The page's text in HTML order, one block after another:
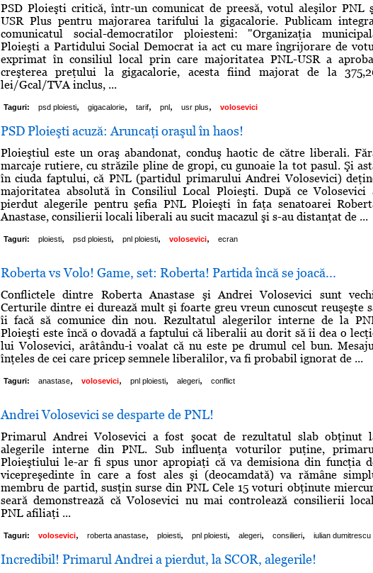
PSD Ploieşti critică, într-un comunicat de preesă, votul aleşilor PNL
USR Plus pentru majorarea tarifului la gigacalorie. Publicam
comunicatul social-democratilor ploiesteni: "Organizaţia
Ploieşti a Partidului Social Democrat ia act cu mare îngrijorare de
exprimat în consiliul local prin care majoritatea PNL-USR a
creşterea preţului la gigacalorie, acesta fiind majorat de la
lei/Gcal/TVA inclus, ...
Taguri: psd ploiesti, gigacalorie, tarif, pnl, usr plus, volosevici
PSD Ploieşti acuză: Aruncaţi oraşul în haos!
Ploieştiul este un oraş abandonat, conduş haotic de către liberali.
marcaje rutiere, cu străzile pline de gropi, cu gunoaie la tot pasul. Şi
în ciuda faptului, că PNL (partidul primarului Andrei Volosevici)
majoritatea absolută în Consiliul Local Ploieşti. După ce Volosevici
pierdut alegerile pentru şefia PNL Ploieşti în faţa senatoarei
Anastase, consilierii locali liberali au sucit macazul şi s-au distanţat de ...
Taguri: ploiesti, psd ploiesti, pnl ploiesti, volosevici, ecran
Roberta vs Volo! Game, set: Roberta! Partida încă se joacă...
Conflictele dintre Roberta Anastase şi Andrei Volosevici sunt
Certurile dintre ei durează mult şi foarte greu vreun cunoscut reuşeşte
îi facă să comunice din nou. Rezultatul alegerilor interne de la
Ploieşti este încă o dovadă a faptului că liberalii au dorit să îi dea o
lui Volosevici, arâtându-i voalat că nu este pe drumul cel bun.
înţeles de cei care pricep semnele liberalilor, va fi probabil ignorat de ...
Taguri: anastase, volosevici, pnl ploiesti, alegeri, conflict
Andrei Volosevici se desparte de PNL!
Primarul Andrei Volosevici a fost şocat de rezultatul slab obţinut
alegerile interne din PNL. Sub influenţa voturilor puţine,
Ploieştiului le-ar fi spus unor apropiaţi că va demisiona din funcţia
vicepreşedinte în care a fost ales şi (deocamdată) va rămâne
membru de partid, susţin surse din PNL Cele 15 voturi obţinute
seară demonstrează că Volosevici nu mai controlează consilierii
PNL afiliaţi ...
Taguri: volosevici, roberta anastase, ploiesti, pnl ploiesti, alegeri, consilieri, iulian dumitrescu
Incredibil! Primarul Andrei a pierdut, la SCOR, alegerile!